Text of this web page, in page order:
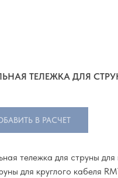
ТЕЛЕЖКА ДЛЯ
В РАСЧЕТ
тележка для струны
для круглого кабеля